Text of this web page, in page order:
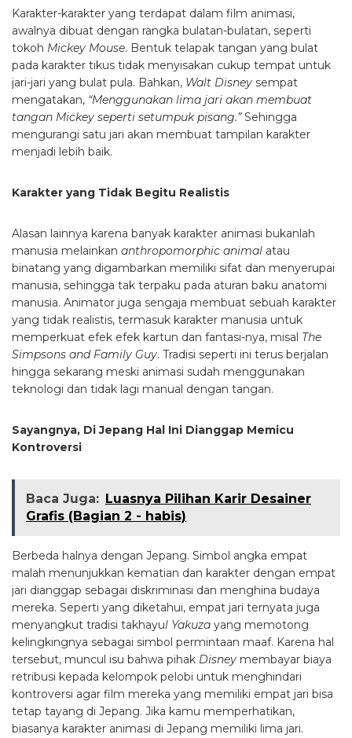
Karakter-karakter yang terdapat dalam film animasi,
awalnya dibuat dengan rangka bulatan-bulatan, seperti
tokoh Mickey Mouse. Bentuk telapak tangan yang bulat
pada karakter tikus tidak menyisakan cukup tempat untuk
jari-jari yang bulat pula. Bahkan, Walt Disney sempat
mengatakan, “Menggunakan lima jari akan membuat
tangan Mickey seperti setumpuk pisang.”Sehingga
mengurangi satu jari akan membuat tampilan karakter
menjadi lebih baik.
Karakter yang Tidak Begitu Realistis
Alasan lainnya karena banyak karakter animasi bukanlah
manusia melainkan anthropomorphic animal atau
binatang yang digambarkan memiliki sifat dan menyerupai
manusia, sehingga tak terpaku pada aturan baku anatomi
manusia. Animator juga sengaja membuat sebuah karakter
yang tidak realistis, termasuk karakter manusia untuk
memperkuat efek efek kartun dan fantasi-nya, misal The
Simpsons and Family Guy. Tradisi seperti ini terus berjalan
hingga sekarang meski animasi sudah menggunakan
teknologi dan tidak lagi manual dengan tangan.
Sayangnya, Di Jepang Hal Ini Dianggap Memicu
Kontroversi
Baca Juga: Luasnya Pilihan Karir Desainer
Grafis (Bagian 2 - habis)
Berbeda halnya dengan Jepang. Simbol angka empat
malah menunjukkan kematian dan karakter dengan empat
jari dianggap sebagai diskriminasi dan menghina budaya
mereka. Seperti yang diketahui, empat jari ternyata juga
menyangkut tradisi takhayul Yakuza yang memotong
kelingkingnya sebagai simbol permintaan maaf. Karena hal
tersebut, muncul isu bahwa pihak Disney membayar biaya
retribusi kepada kelompok pelobi untuk menghindari
kontroversi agar film mereka yang memiliki empat jari bisa
tetap tayang di Jepang. Jika kamu memperhatikan,
biasanya karakter animasi di Jepang memiliki lima jari.